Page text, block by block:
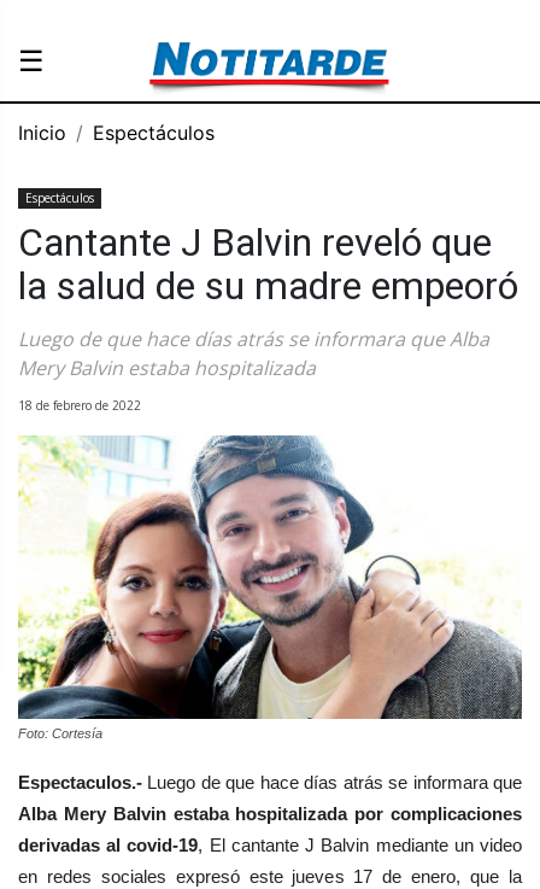
☰
Inicio Espectáculos
Espectáculos
Cantante J Balvin reveló que
la salud de su madre empeoró
Luego de que hace días atrás se informara que Alba
Mery Balvin estaba hospitalizada
18 de febrero de 2022
Foto: Cortesía
Espectaculos.- Luego de que hace días atrás se informara que
Alba Mery Balvin estaba hospitalizada por complicaciones
derivadas al covid-19, El cantante J Balvin mediante un video
en redes sociales expresó este jueves 17 de enero, que la